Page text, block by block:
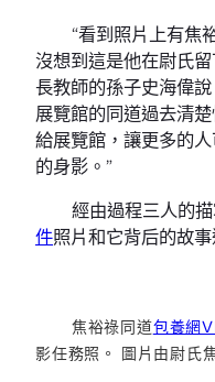
“看到照片上有焦
沒想到這是他在尉氏
長教師的孫子史海偉
展覽館的同道過去清
給展覽館，讓更多的
的身影。”
經由過程三人的
件照片和它背后的故事
焦裕祿同道包養網
影任務照。 圖片由尉氏